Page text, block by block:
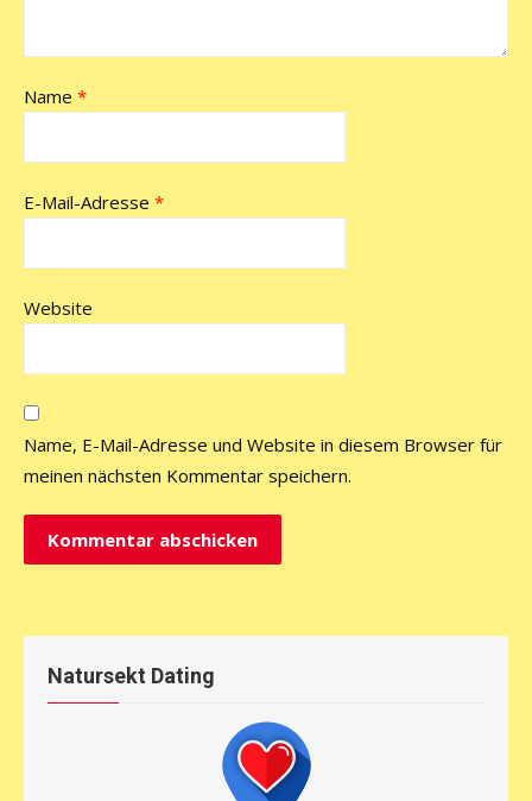
Name *
E-Mail-Adresse *
Website
Name, E-Mail-Adresse und Website in diesem Browser für
meinen nächsten Kommentar speichern.
Natursekt Dating